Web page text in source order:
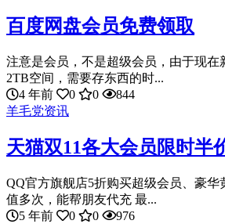
百度网盘会员免费领取
注意是会员，不是超级会员，由于现在
2TB空间，需要存东西的时...
4 年前
0 0
844
羊毛党资讯
天猫双11各大会员限时半
QQ官方旗舰店5折购买超级会员、豪
值多次，能帮朋友代充 最...
5 年前
0 0
976